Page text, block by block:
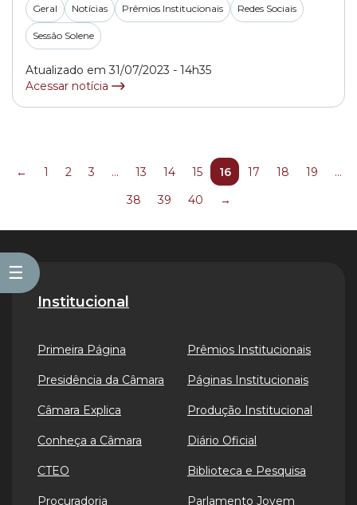
☰
total, foram inscritos 50 trabalhos, o maior número
registrado desde 2003. Os trabalhos passaram pela
Geral Notícias Prêmios Institucionais Redes Sociais
Sessão Solene
Atualizado em 31/07/2023 - 14h35
Acessar notícia
← 1 2 3 … 13 14 15 16 17 18 19
…
38
39 40 →
Institucional
Primeira Página
Presidência da Câmara
Câmara Explica
Conheça a Câmara
CTEO
Procuradoria
Prêmios Institucionais
Páginas Institucionais
Produção Institucional
Diário Oficial
Biblioteca e Pesquisa
Parlamento Jovem